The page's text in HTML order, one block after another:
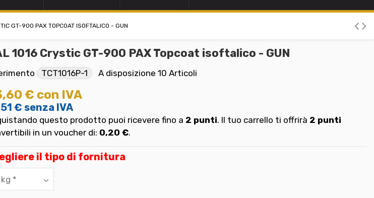
GT-900 PAX TOPCOAT ISOFTALICO - GUN
1016 Crystic GT-900 PAX Topcoat isoftalico - GUN
TCT1016P-1 A disposizione 10 Articoli
€ con IVA
€ senza IVA
questo prodotto puoi ricevere fino a 2 punti. Il tuo carrello ti offrirà 2 punti
in un voucher di: 0,20 €.
il tipo di fornitura